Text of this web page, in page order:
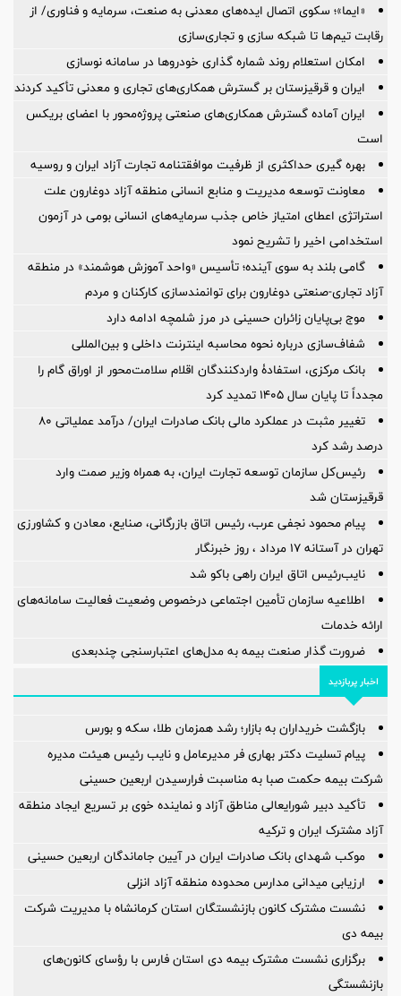
«ایما»؛ سکوی اتصال ایده‌های معدنی به صنعت، سرمایه و فناوری/ از
رقابت تیم‌ها تا شبکه سازی و تجاری‌سازی
امکان استعلام روند شماره گذاری خودروها در سامانه نوسازی
ایران و قرقیزستان بر گسترش همکاری‌های تجاری و معدنی تأکید کردند
ایران آماده گسترش همکاری‌های صنعتی پروژه‌محور با اعضای بریکس
است
بهره گیری حداکثری از ظرفیت موافقتنامه تجارت آزاد ایران و روسیه
معاونت توسعه مدیریت و منابع انسانی منطقه آزاد دوغارون علت
استراتژی اعطای امتیاز خاص جذب سرمایه‌های انسانی بومی در آزمون
استخدامی اخیر را تشریح نمود
گامی بلند به سوی آینده؛ تأسیس «واحد آموزش هوشمند» در منطقه
آزاد تجاری-صنعتی دوغارون برای توانمندسازی کارکنان و مردم
موج بی‌پایان زائران حسینی در مرز شلمچه ادامه دارد
شفاف‌سازی درباره نحوه محاسبه اینترنت داخلی و بین‌المللی
بانک مرکزی، استفادۀ واردکنندگان اقلام سلامت‌محور از اوراق گام را
مجدداً تا پایان سال ۱۴۰۵ تمدید کرد
تغییر مثبت در عملکرد مالی بانک صادرات ایران/ درآمد عملیاتی 80
درصد رشد کرد
رئیس‌کل سازمان توسعه تجارت ایران، به همراه وزیر صمت وارد
قرقیزستان شد
پیام محمود نجفی عرب، رئیس اتاق بازرگانی، صنایع، معادن و کشاورزی
تهران در آستانه 17 مرداد ، روز خبرنگار
نایب‌رئیس اتاق ایران راهی باکو شد
اطلاعیه سازمان تأمین اجتماعی درخصوص وضعیت فعالیت سامانه‌های
ارائه خدمات
ضرورت گذار صنعت بیمه به مدل‌های اعتبارسنجی چندبعدی
اخبار پربازدید
بازگشت خریداران به بازار؛ رشد همزمان طلا، سکه و بورس
پیام تسلیت دکتر بهاری فر مدیرعامل و نایب رئیس هیئت مدیره
شرکت بیمه حکمت صبا به مناسبت فرارسیدن اربعین حسینی
تأکید دبیر شورایعالی مناطق آزاد و نماینده خوی بر تسریع ایجاد منطقه
آزاد مشترک ایران و ترکیه
موکب شهدای بانک صادرات ایران در آیین جاماندگان اربعین حسینی
ارزیابی میدانی مدارس محدوده منطقه آزاد انزلی
نشست مشترک کانون بازنشستگان استان کرمانشاه با مدیریت شرکت
بیمه دی
برگزاری نشست مشترک بیمه دی استان فارس با رؤسای کانون‌های
بازنشستگی